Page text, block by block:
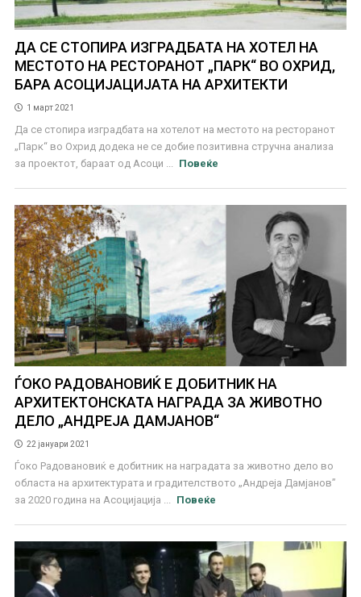
ДА СЕ СТОПИРА ИЗГРАДБАТА НА ХОТЕЛ НА
МЕСТОТО НА РЕСТОРАНОТ „ПАРК“ ВО ОХРИД,
БАРА АСОЦИЈАЦИЈАТА НА АРХИТЕКТИ
1 март 2021
Да се стопира изградбата на хотелот на местото на ресторанот
„Парк“ во Охрид додека не се добие позитивна стручна анализа
за проектот, бараат од Асоци ...
Повеќе
ЃОКО РАДОВАНОВИЌ Е ДОБИТНИК НА
АРХИТЕКТОНСКАТА НАГРАДА ЗА ЖИВОТНО
ДЕЛО „АНДРЕЈА ДАМЈАНОВ“
22 јануари 2021
Ѓоко Радовановиќ е добитник на наградата за животно дело во
областа на архитектурата и градителството „Андреја Дамјанов”
за 2020 година на Асоцијација ...
Повеќе